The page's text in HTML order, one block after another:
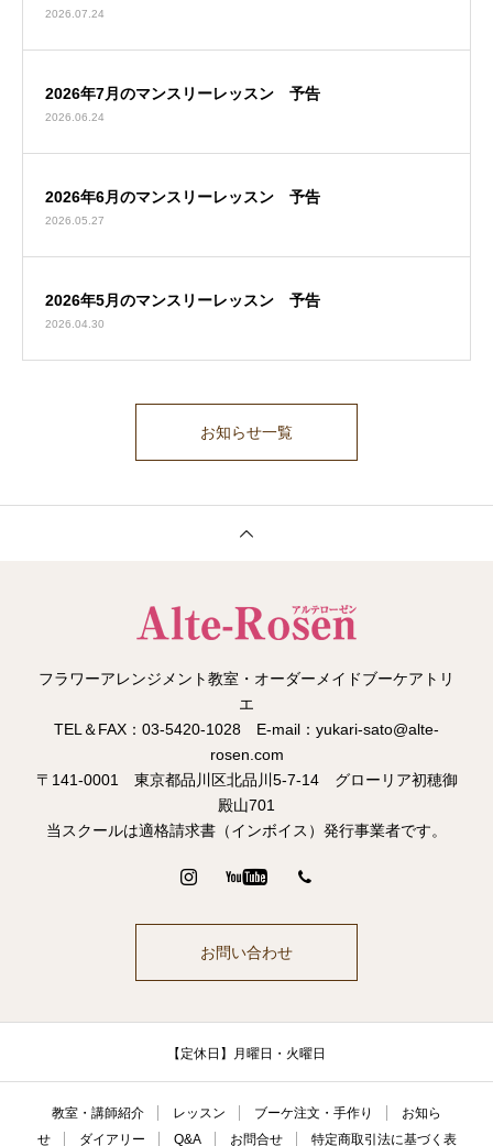
2026.07.24
2026年7月のマンスリーレッスン 予告
2026.06.24
2026年6月のマンスリーレッスン 予告
2026.05.27
2026年5月のマンスリーレッスン 予告
2026.04.30
お知らせ一覧
フラワーアレンジメント教室・オーダーメイドブーケアトリ
エ
TEL＆FAX：03-5420-1028 E-mail：yukari-sato@alte-
rosen.com
〒141-0001 東京都品川区北品川5-7-14 グローリア初穂御
殿山701
当スクールは適格請求書（インボイス）発行事業者です。
お問い合わせ
【定休日】月曜日・火曜日
教室・講師紹介 レッスン ブーケ注文・手作り
お知ら
せ
ダイアリー Q&A お問合せ 特定商取引法に基づく表